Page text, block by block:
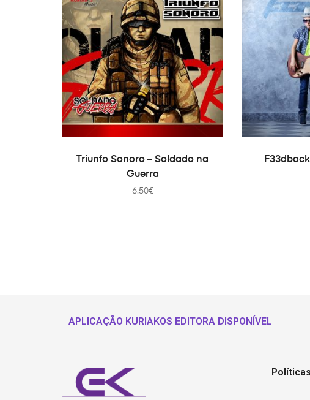
16. Efésios - Eleitos
Efésios
AÑADIR AL CARRITO
Triunfo Sonoro – Soldado na
Guerra
6.50€
APLICAÇÃO KURIAKOS EDITORA DISPONÍVEL